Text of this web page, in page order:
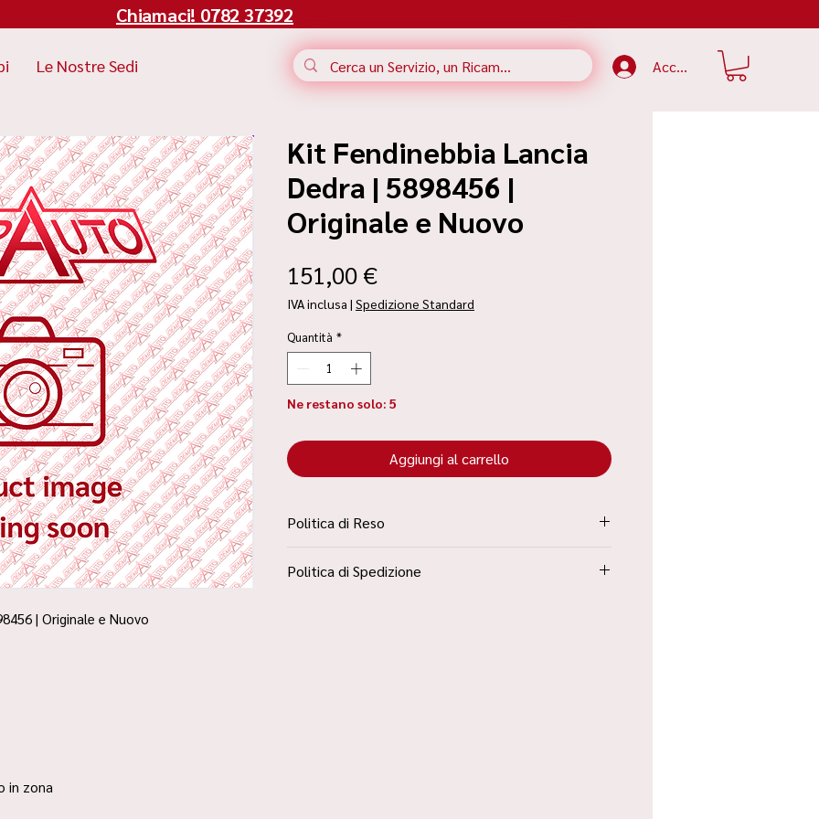
Chiamaci! 0782 37392
Accedi
Le Nostre Sedi
| Originale e Nuovo
in zona
Kit Fendinebbia Lancia
Dedra | 5898456 |
Originale e Nuovo
151,00 €Prezzo
IVA inclusa | Spedizione Standard
Quantità *
Ne restano solo: 5
Aggiungi al carrello
Politica di Reso
Condizioni”
Politica di Spedizione